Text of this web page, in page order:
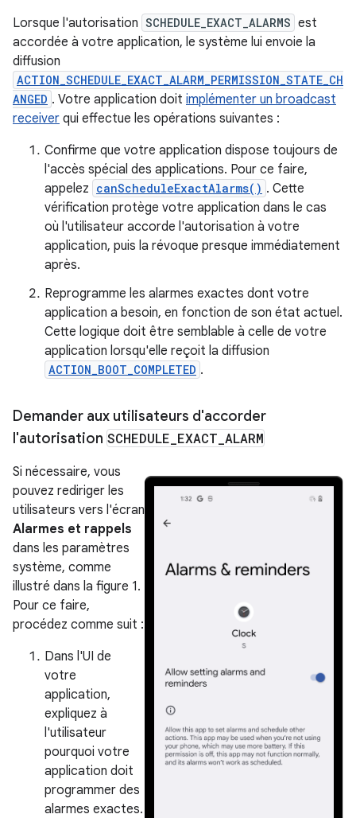
Lorsque l'autorisation SCHEDULE_EXACT_ALARMS est
accordée à votre application, le système lui envoie la
diffusion
ACTION_SCHEDULE_EXACT_ALARM_PERMISSION_STATE_CH
ANGED . Votre application doit implémenter un broadcast
receiver qui effectue les opérations suivantes :
Confirme que votre application dispose toujours de
l'accès spécial des applications. Pour ce faire,
appelez canScheduleExactAlarms() . Cette
vérification protège votre application dans le cas
où l'utilisateur accorde l'autorisation à votre
application, puis la révoque presque immédiatement
après.
Reprogramme les alarmes exactes dont votre
application a besoin, en fonction de son état actuel.
Cette logique doit être semblable à celle de votre
application lorsqu'elle reçoit la diffusion
ACTION_BOOT_COMPLETED .
Demander aux utilisateurs d'accorder
l'autorisation SCHEDULE EXACT ALARM
Si nécessaire, vous
pouvez rediriger les
utilisateurs vers l'écran
Alarmes et rappels
dans les paramètres
système, comme
illustré dans la figure 1.
Pour ce faire,
procédez comme suit :
Dans l'UI de
votre
application,
expliquez à
l'utilisateur
pourquoi votre
application doit
programmer des
alarmes exactes.